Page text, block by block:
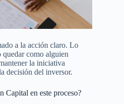
a la acción claro. Lo
quedar como alguien
la iniciativa
decisión del inversor.
Capital en este proceso?